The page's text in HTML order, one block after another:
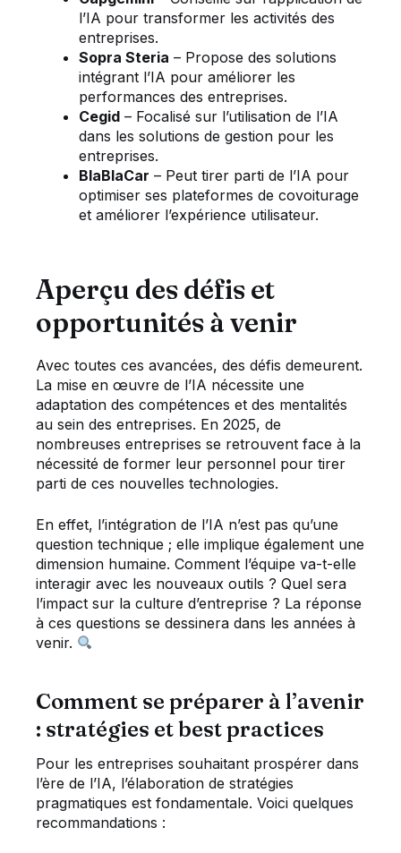
l’IA pour transformer les activités des
entreprises.
Sopra Steria – Propose des solutions
intégrant l’IA pour améliorer les
performances des entreprises.
Cegid – Focalisé sur l’utilisation de l’IA
dans les solutions de gestion pour les
entreprises.
BlaBlaCar – Peut tirer parti de l’IA pour
optimiser ses plateformes de covoiturage
et améliorer l’expérience utilisateur.
Aperçu des défis et
opportunités à venir
Avec toutes ces avancées, des défis demeurent.
La mise en œuvre de l’IA nécessite une
adaptation des compétences et des mentalités
au sein des entreprises. En 2025, de
nombreuses entreprises se retrouvent face à la
nécessité de former leur personnel pour tirer
parti de ces nouvelles technologies.
En effet, l’intégration de l’IA n’est pas qu’une
question technique ; elle implique également une
dimension humaine. Comment l’équipe va-t-elle
interagir avec les nouveaux outils ? Quel sera
l’impact sur la culture d’entreprise ? La réponse
à ces questions se dessinera dans les années à
venir.
Comment se préparer à l’avenir
: stratégies et best practices
Pour les entreprises souhaitant prospérer dans
l’ère de l’IA, l’élaboration de stratégies
pragmatiques est fondamentale. Voici quelques
recommandations :